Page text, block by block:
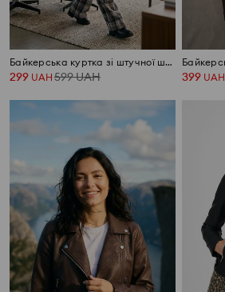
Байкерська куртка зі штучної шкіри
299 UAH 599UAH 399 UAH